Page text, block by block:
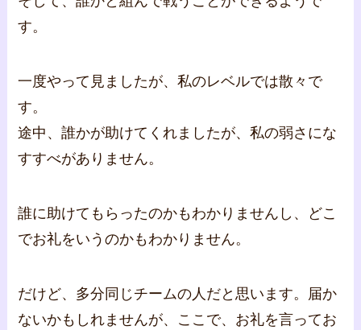
す。
一度やって見ましたが、私のレベルでは散々で
す。
途中、誰かが助けてくれましたが、私の弱さにな
すすべがありません。
誰に助けてもらったのかもわかりませんし、どこ
でお礼をいうのかもわかりません。
だけど、多分同じチームの人だと思います。届か
ないかもしれませんが、ここで、お礼を言ってお